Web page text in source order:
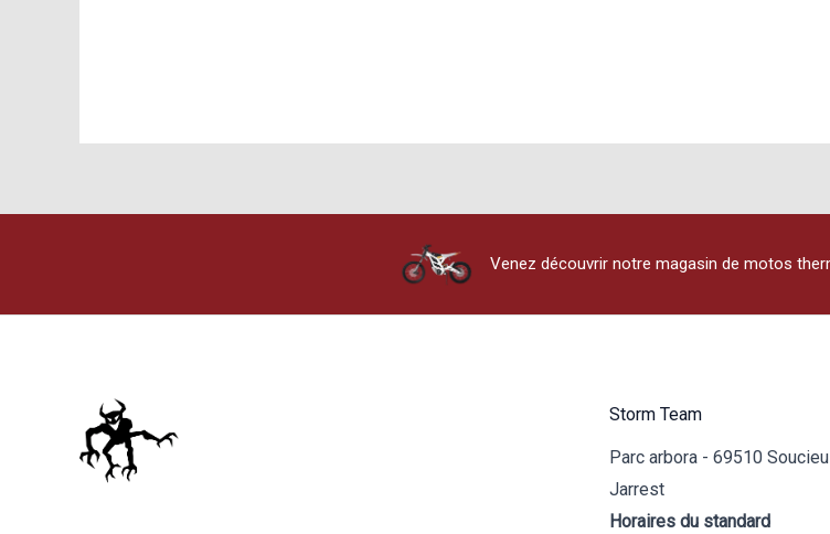
Venez découvrir notre magasin de motos
Storm Team
Parc arbora - 69510
Jarrest
Horaires du standard